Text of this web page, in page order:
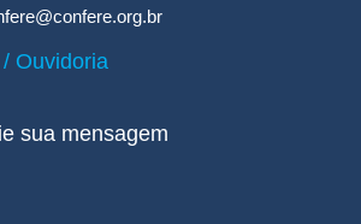
Ouvidoria
sua mensagem